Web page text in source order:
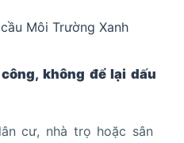
Môi Trường Xanh
không để lại dấu
cư, nhà trọ hoặc sân